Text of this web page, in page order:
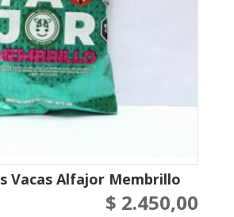
Vacas Alfajor Membrillo
$ 2.450,00